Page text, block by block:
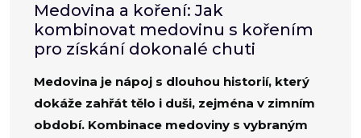
Medovina a koření: Jak
kombinovat medovinu s kořením
pro získání dokonalé chuti
Medovina je nápoj s dlouhou historií, který
dokáže zahřát tělo i duši, zejména v zimním
období. Kombinace medoviny s vybraným